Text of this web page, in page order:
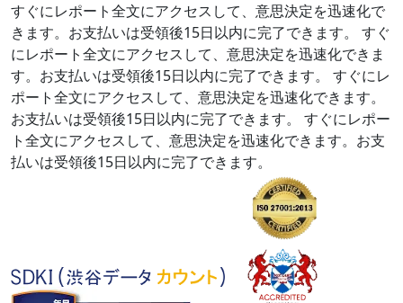
すぐにレポート全文にアクセスして、意思決定を迅速化で
きます。お支払いは受領後15日以内に完了できます。
すぐ
にレポート全文にアクセスして、意思決定を迅速化できま
す。お支払いは受領後15日以内に完了できます。
すぐにレ
ポート全文にアクセスして、意思決定を迅速化できます。
お支払いは受領後15日以内に完了できます。
すぐにレポー
ト全文にアクセスして、意思決定を迅速化できます。お支
払いは受領後15日以内に完了できます。